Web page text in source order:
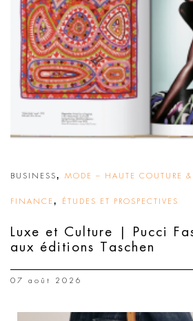
BUSINESS, MODE – HAUTE COUTURE &
FINANCE , ÉTUDES ET PROSPECTIVES
Luxe et Culture | Pucci
aux éditions Taschen
07 août 2026